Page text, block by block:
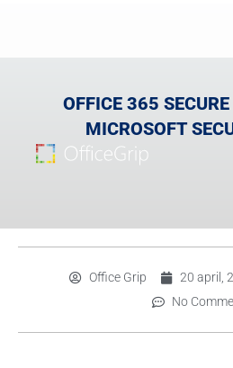
OFFICE 365
MICROSOFT
Office Grip 20 april,
No